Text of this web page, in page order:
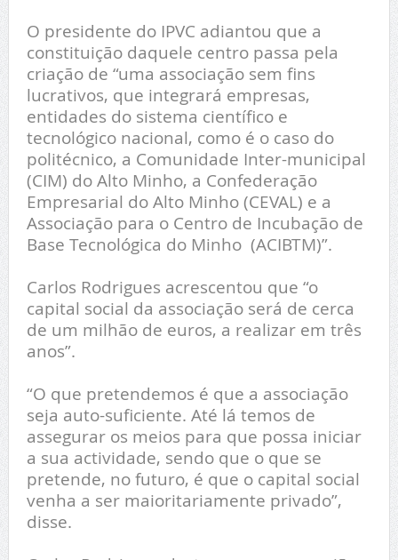
O presidente do IPVC adiantou que a
constituição daquele centro passa pela
criação de “uma associação sem fins
lucrativos, que integrará empresas,
entidades do sistema científico e
tecnológico nacional, como é o caso do
politécnico, a Comunidade Inter-municipal
(CIM) do Alto Minho, a Confederação
Empresarial do Alto Minho (CEVAL) e a
Associação para o Centro de Incubação de
Base Tecnológica do Minho (ACIBTM)”.
Carlos Rodrigues acrescentou que “o
capital social da associação será de cerca
de um milhão de euros, a realizar em três
anos”.
“O que pretendemos é que a associação
seja auto-suficiente. Até lá temos de
assegurar os meios para que possa iniciar
a sua actividade, sendo que o que se
pretende, no futuro, é que o capital social
venha a ser maioritariamente privado”,
disse.